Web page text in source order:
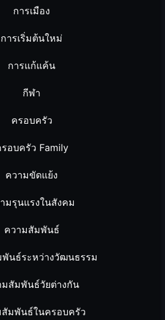
การเมือง
การเริ่มต้นใหม่
การแก้แค้น
กีฬา
ครอบครัว
อบครัว Family
ความขัดแย้ง
มรุนแรงในสังคม
ความสัมพันธ์
นธ์ระหว่างวัฒนธรรม
มสัมพันธ์วัยต่างกัน
มพันธ์ในครอบครัว